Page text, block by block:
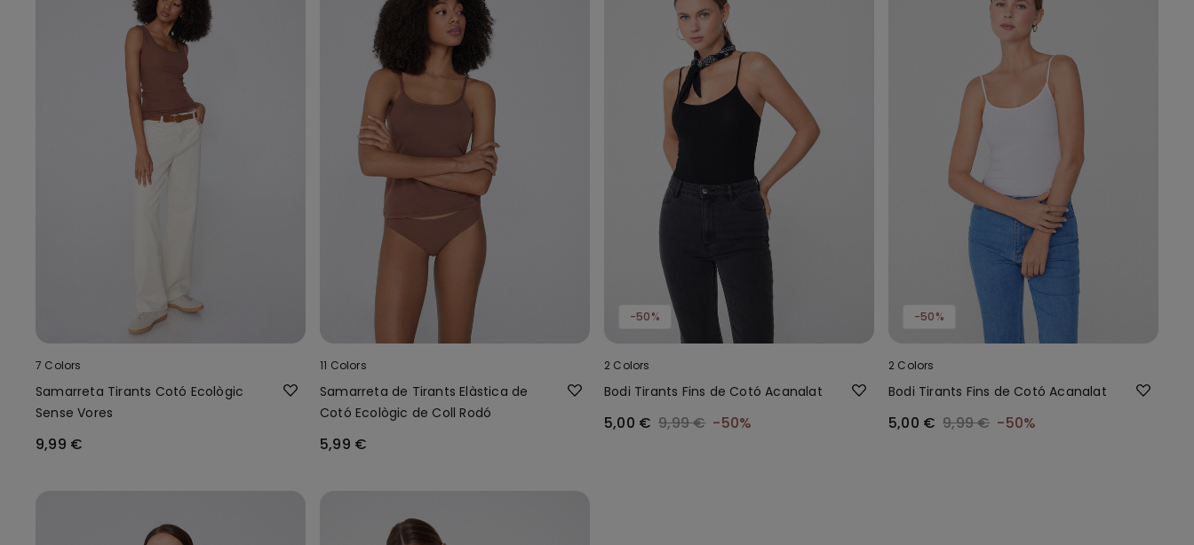
7 Colors
Samarreta Tirants Cotó Ecològic
Sense Vores
9,99 €
11 Colors
Samarreta de Tirants Elàstica de
Cotó Ecològic de Coll Rodó
5,99 €
-50%
2 Colors
Bodi Tirants Fins de Cotó Acanalat
5,00 € 9,99 € -50%
-50%
2 Colors
Bodi Tirants Fins de Cotó Acanalat
5,00 € 9,99 € -50%